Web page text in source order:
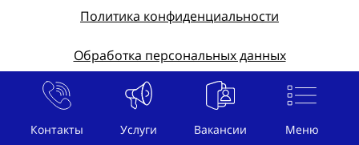
Контакты Услуги Вакансии Меню
Политика конфиденциальности
Обработка персональных данных
BTL агентство Акула
Промоутер на промо-акцию в г. Сланцы 🔥